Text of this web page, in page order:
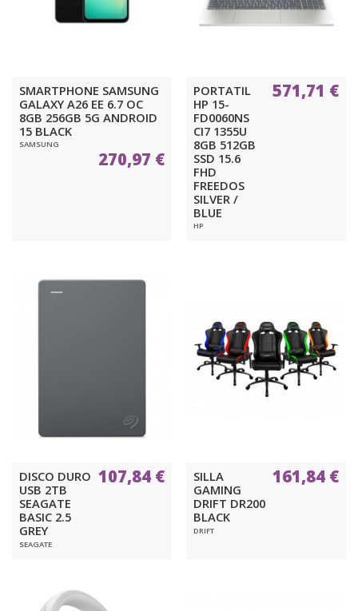
SMARTPHONE SAMSUNG
GALAXY A26 EE 6.7 OC
8GB 256GB 5G ANDROID
15 BLACK
SAMSUNG
270,97 €
PORTATIL
HP 15-
FD0060NS
CI7 1355U
8GB 512GB
SSD 15.6
FHD
FREEDOS
SILVER /
BLUE
HP
571,71 €
DISCO DURO
USB 2TB
SEAGATE
BASIC 2.5
GREY
SEAGATE
107,84 €
SILLA
GAMING
DRIFT DR200
BLACK
DRIFT
161,84 €